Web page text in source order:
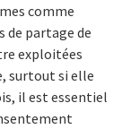
comme
de partage de
exploitées
surtout si elle
il est essentiel